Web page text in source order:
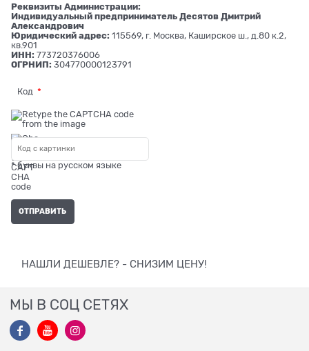
Реквизиты Администрации:
Индивидуальный предприниматель Десятов Дмитрий
Александрович
Юридический адрес: 115569, г. Москва, Каширское ш., д.80 к.2,
кв.901
ИНН: 773720376006
ОГРНИП: 304770000123791
Код
* буквы на русском языке
НАШЛИ ДЕШЕВЛЕ? - СНИЗИМ ЦЕНУ!
МЫ В СОЦ СЕТЯХ